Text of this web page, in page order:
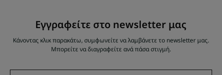
Εγγραφείτε στο newsletter μας
Κάνοντας κλικ παρακάτω, συμφωνείτε να λαμβάνετε το newsletter μας.
Μπορείτε να διαγραφείτε ανά πάσα στιγμή.